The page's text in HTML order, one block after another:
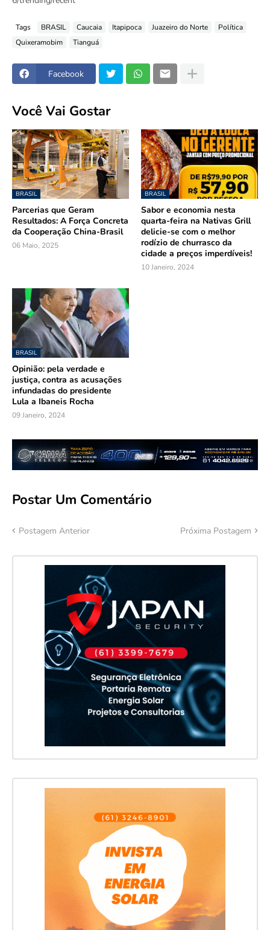
Tags BRASIL Caucaia Itapipoca Juazeiro do Norte
Política
Quixeramobim
Tianguá
Facebook
Você Vai Gostar
BRASIL
Parcerias que Geram
Resultados: A Força Concreta
da Cooperação China-Brasil
06 Maio, 2025
BRASIL
Sabor e economia nesta
quarta-feira na Nativas Grill
delicie-se com o melhor
rodízio de churrasco da
cidade a preços imperdíveis!
10 Janeiro, 2024
BRASIL
Opinião: pela verdade e
justiça, contra as acusações
infundadas do presidente
Lula a Ibaneis Rocha
09 Janeiro, 2024
Postar Um Comentário
Postagem Anterior Próxima Postagem